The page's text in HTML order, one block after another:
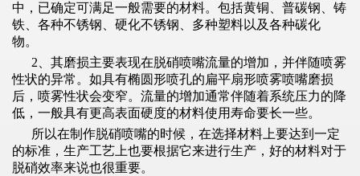
中，已确定可满足一般需要的材料。包括黄铜、普碳钢、铸
铁、各种不锈钢、硬化不锈钢、多种塑料以及各种碳化
物。
2、其磨损主要表现在脱硝喷嘴流量的增加，并伴随喷雾
性状的异常。如具有椭圆形喷孔的扁平扇形喷雾喷嘴磨损
后，喷雾性状会变窄。流量的增加通常伴随着系统压力的降
低，一般具有更高表面硬度的材料使用寿命要长一些。
所以在制作脱硝喷嘴的时候，在选择材料上要达到一定
的标准，生产工艺上也要根据它来进行生产，好的材料对于
脱硝效率来说也很重要。